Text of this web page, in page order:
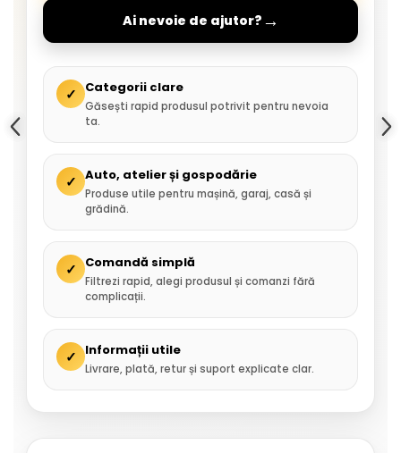
Ai nevoie de ajutor? →
✓ Categorii clare
Găsești rapid produsul potrivit pentru nevoia
ta.
✓ Auto, atelier și gospodărie
Produse utile pentru mașină, garaj, casă și
grădină.
✓ Comandă simplă
Filtrezi rapid, alegi produsul și comanzi fără
complicații.
✓ Informații utile
Livrare, plată, retur și suport explicate clar.